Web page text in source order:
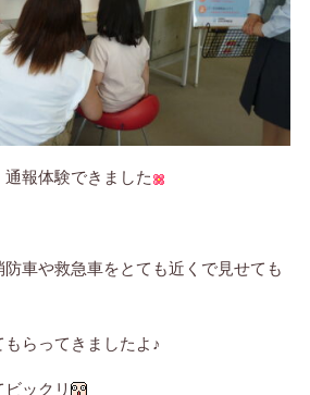
通報体験できました
車や救急車をとても近くで見せても
らってきましたよ♪
ックリ